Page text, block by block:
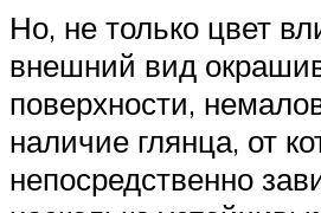
Но, не только цвет
внешний вид
поверхности,
наличие глянца, от
непосредственно